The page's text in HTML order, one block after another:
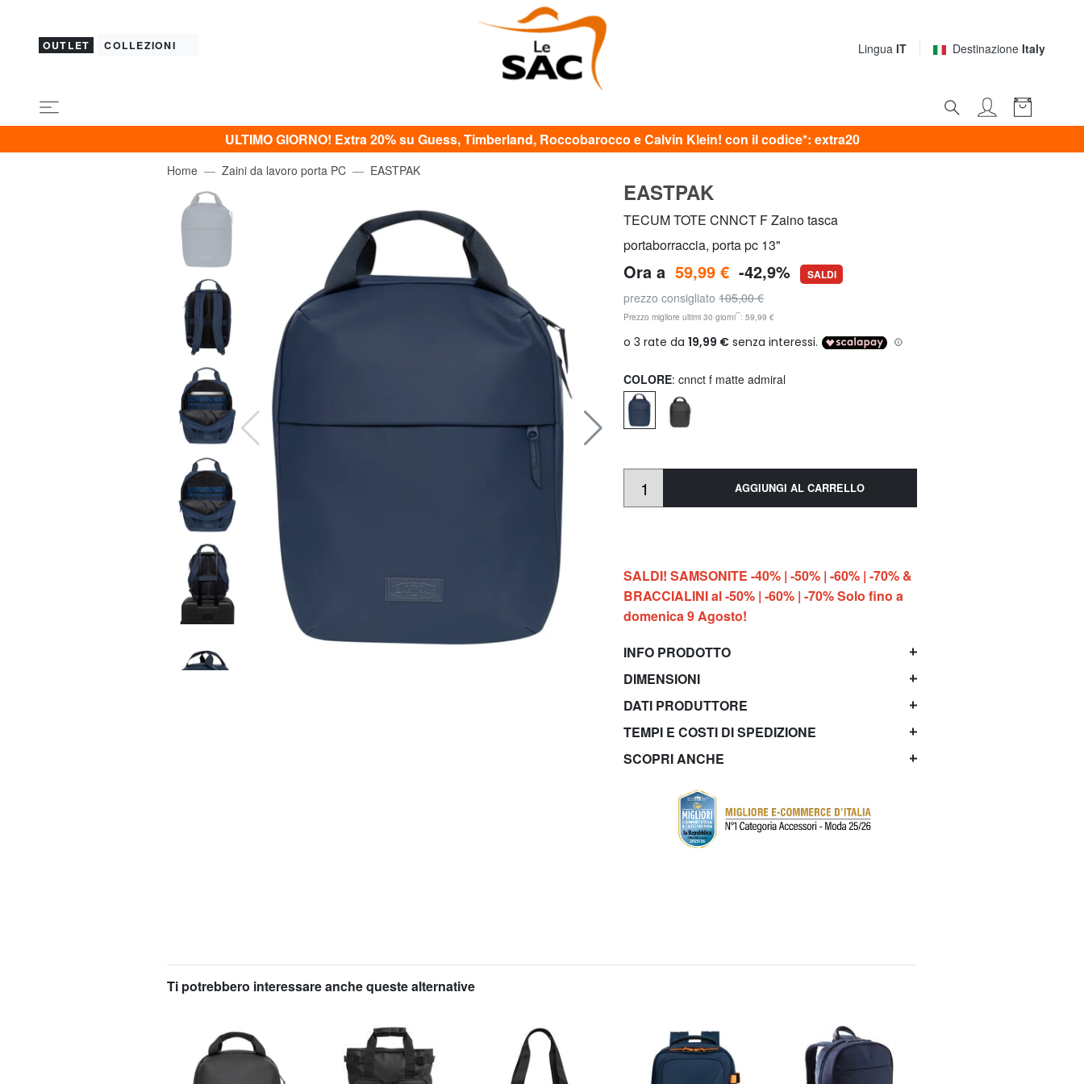
OUTLET COLLEZIONI Lingua IT Destinazione Italy
ULTIMO GIORNO! Extra 20% su Guess, Timberland, Roccobarocco e Calvin Klein! con il codice*: extra20
Home Zaini da lavoro porta PC EASTPAK
EASTPAK
TECUM TOTE CNNCT F Zaino tasca
portaborraccia, porta pc 13"
Ora a 59,99 € -42,9% SALDI
prezzo consigliato105,00 €
Prezzo migliore ultimi 30 giorni**: 59,99 €
COLORE: cnnct f matte admiral
AGGIUNGI AL CARRELLO
SALDI! SAMSONITE -40% | -50% | -60% | -70% &
BRACCIALINI al -50% | -60% | -70% Solo fino a
domenica 9 Agosto!
INFO PRODOTTO
DIMENSIONI
DATI PRODUTTORE
TEMPI E COSTI DI SPEDIZIONE
SCOPRI ANCHE
Ti potrebbero interessare anche queste alternative